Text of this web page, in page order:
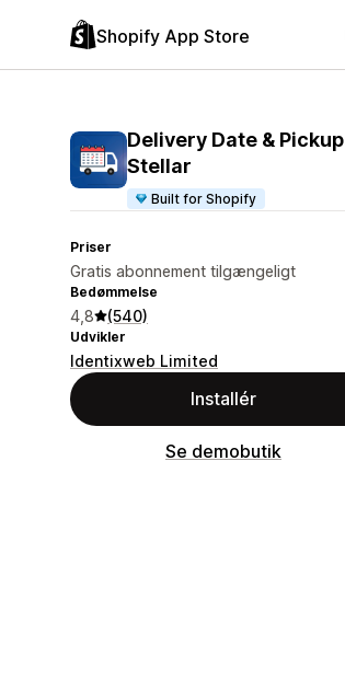
Shopify App Store
Delivery Date & Pickup
Stellar
Built for Shopify
Priser
Gratis abonnement tilgængeligt
Bedømmelse
4,8 (540)
Udvikler
Identixweb Limited
Installér
Se demobutik